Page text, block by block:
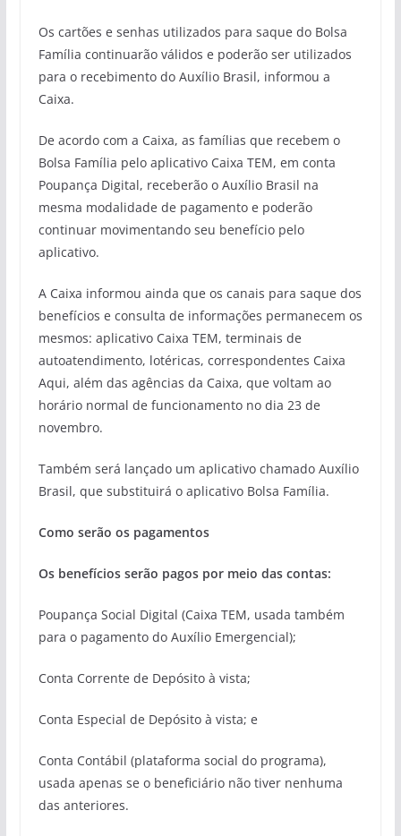
Os cartões e senhas utilizados para saque do Bolsa
Família continuarão válidos e poderão ser utilizados
para o recebimento do Auxílio Brasil, informou a
Caixa.
De acordo com a Caixa, as famílias que recebem o
Bolsa Família pelo aplicativo Caixa TEM, em conta
Poupança Digital, receberão o Auxílio Brasil na
mesma modalidade de pagamento e poderão
continuar movimentando seu benefício pelo
aplicativo.
A Caixa informou ainda que os canais para saque dos
benefícios e consulta de informações permanecem os
mesmos: aplicativo Caixa TEM, terminais de
autoatendimento, lotéricas, correspondentes Caixa
Aqui, além das agências da Caixa, que voltam ao
horário normal de funcionamento no dia 23 de
novembro.
Também será lançado um aplicativo chamado Auxílio
Brasil, que substituirá o aplicativo Bolsa Família.
Como serão os pagamentos
Os benefícios serão pagos por meio das contas:
Poupança Social Digital (Caixa TEM, usada também
para o pagamento do Auxílio Emergencial);
Conta Corrente de Depósito à vista;
Conta Especial de Depósito à vista; e
Conta Contábil (plataforma social do programa),
usada apenas se o beneficiário não tiver nenhuma
das anteriores.